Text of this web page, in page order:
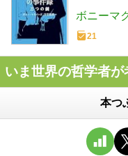
ボニーマ
21
いま世界の哲学者
本つ